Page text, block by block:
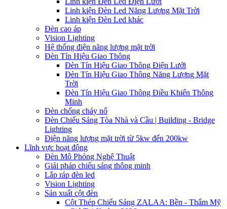
Linh kiện Đèn Led Năng Lượng Mặt Trời
Linh kiện Đèn Led khác
Đèn cao áp
Vision Lighting
Hệ thống điện năng lượng mặt trời
Đèn Tín Hiệu Giao Thông
Đèn Tín Hiệu Giao Thông Điện Lưới
Đèn Tín Hiệu Giao Thông Năng Lượng Mặt
Trời
Đèn Tín Hiệu Giao Thông Điều Khiển Thông
Minh
Đèn chống cháy nổ
Đèn Chiếu Sáng Tòa Nhà và Cầu | Building - Bridge
Lighting
Điện năng lượng mặt trời từ 5kw đến 200kw
Lĩnh vực hoạt động
Đèn Mô Phỏng Nghệ Thuật
Giải pháp chiếu sáng thông minh
Lắp ráp đèn led
Vision Lighting
Sản xuất cột đèn
Cột Thép Chiếu Sáng ZALAA: Bền - Thẩm Mỹ